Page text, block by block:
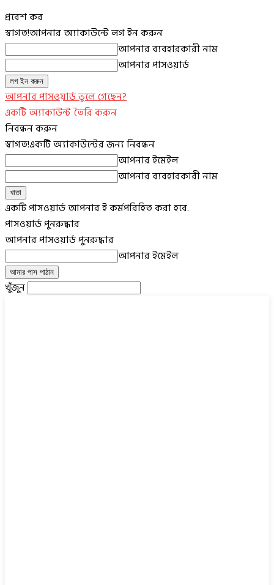
প্রবেশ কর
স্বাগত!আপনার অ্যাকাউন্টে লগ ইন করুন
আপনার ব্যবহারকারী নাম
আপনার পাসওয়ার্ড
আপনার পাসওয়ার্ড ভুলে গেছেন?
একটি অ্যাকাউন্ট তৈরি করুন
নিবন্ধন করুন
স্বাগত!একটি অ্যাকাউন্টের জন্য নিবন্ধন
আপনার ইমেইল
আপনার ব্যবহারকারী নাম
একটি পাসওয়ার্ড আপনার ই কর্মপরিহিত করা হবে.
পাসওয়ার্ড পুনরুদ্ধার
আপনার পাসওয়ার্ড পুনরুদ্ধার
আপনার ইমেইল
খুঁজুন